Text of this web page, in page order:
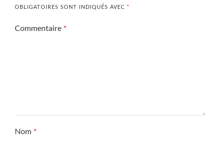
OBLIGATOIRES SONT INDIQUÉS AVEC *
Commentaire *
Nom *